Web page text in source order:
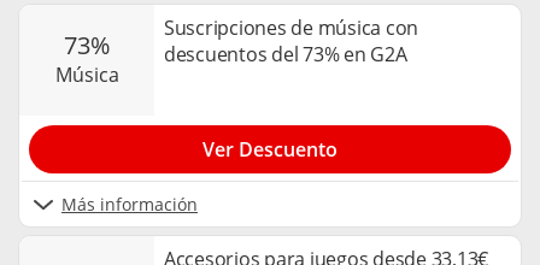
73%
música
Suscripciones de música con
descuentos del 73% en G2A
Más información
Ver Descuento
Accesorios para juegos desde 33,13€